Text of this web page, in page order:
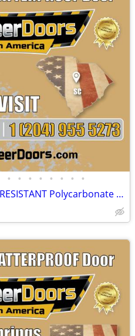
• • • • • • • •
SHATTERPROOF & IMPACT-RESISTANT Polycarbonate Skid Steer Door Kits